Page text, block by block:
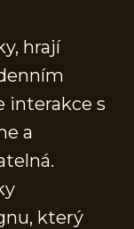
hrají
interakce s
a
který